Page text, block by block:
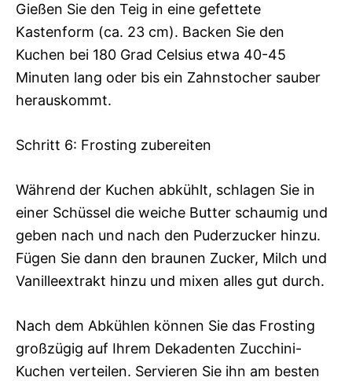
Gießen Sie den Teig in eine gefettete
Kastenform (ca. 23 cm). Backen Sie den
Kuchen bei 180 Grad Celsius etwa 40-45
Minuten lang oder bis ein Zahnstocher sauber
herauskommt.
Schritt 6: Frosting zubereiten
Während der Kuchen abkühlt, schlagen Sie in
einer Schüssel die weiche Butter schaumig und
geben nach und nach den Puderzucker hinzu.
Fügen Sie dann den braunen Zucker, Milch und
Vanilleextrakt hinzu und mixen alles gut durch.
Nach dem Abkühlen können Sie das Frosting
großzügig auf Ihrem Dekadenten Zucchini-
Kuchen verteilen. Servieren Sie ihn am besten